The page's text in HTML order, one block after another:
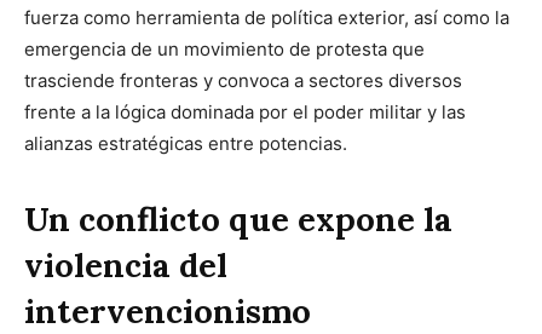
fuerza como herramienta de política exterior, así como la
emergencia de un movimiento de protesta que
trasciende fronteras y convoca a sectores diversos
frente a la lógica dominada por el poder militar y las
alianzas estratégicas entre potencias.
Un conflicto que expone la
violencia del
intervencionismo